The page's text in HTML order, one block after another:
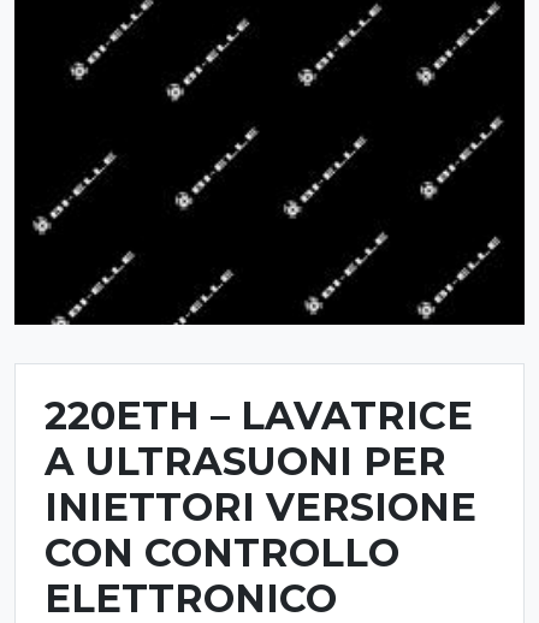
220ETH – LAVATRICE
A ULTRASUONI PER
INIETTORI VERSIONE
CON CONTROLLO
ELETTRONICO